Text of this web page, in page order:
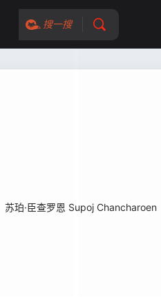
搜一搜
苏珀·臣查罗恩 Supoj Chancharoen